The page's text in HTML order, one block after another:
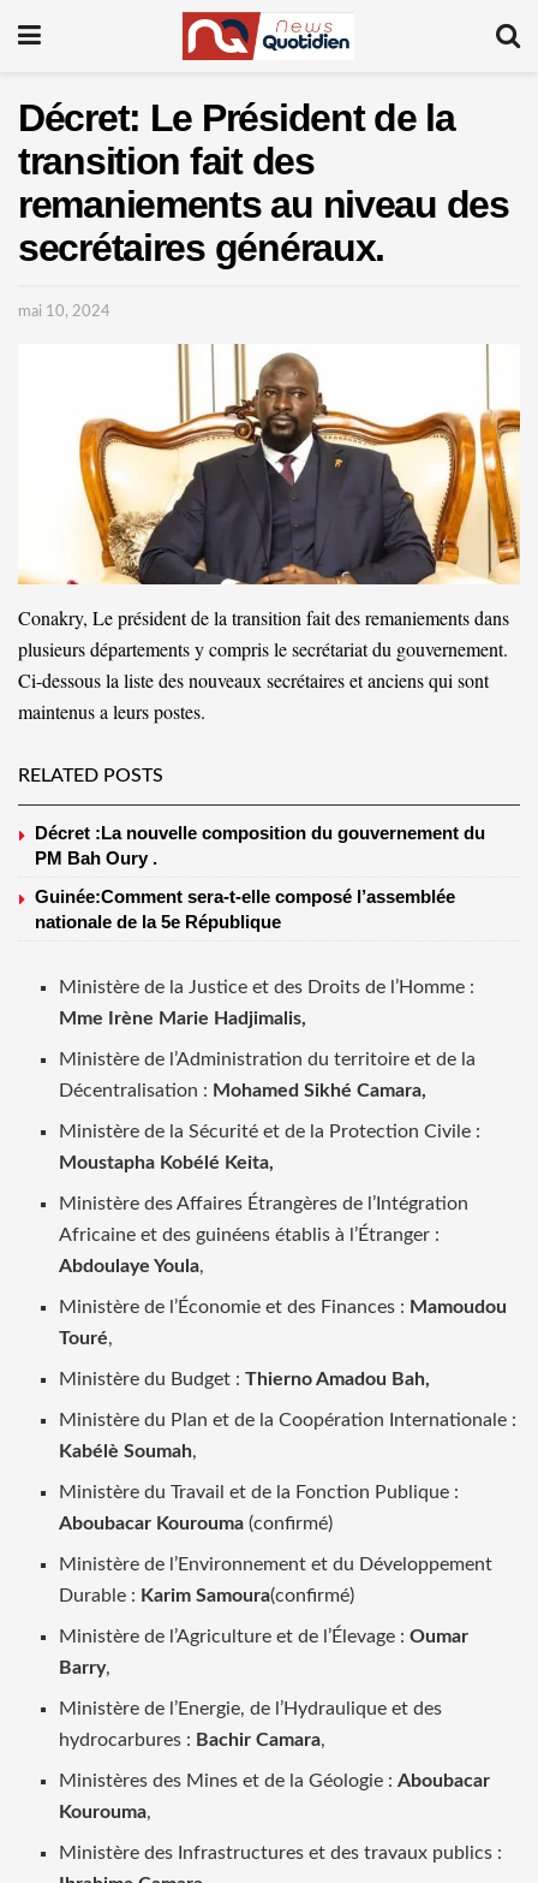
Décret: Le Président de la
transition fait des
remaniements au niveau des
secrétaires généraux.
mai 10, 2024
Conakry, Le président de la transition fait des remaniements dans
plusieurs départements y compris le secrétariat du gouvernement.
Ci-dessous la liste des nouveaux secrétaires et anciens qui sont
maintenus a leurs postes.
RELATED POSTS
Décret :La nouvelle composition du gouvernement du
PM Bah Oury .
Guinée:Comment sera-t-elle composé l’assemblée
nationale de la 5e République
Ministère de la Justice et des Droits de l’Homme :
Mme Irène Marie Hadjimalis,
Ministère de l’Administration du territoire et de la
Décentralisation : Mohamed Sikhé Camara,
Ministère de la Sécurité et de la Protection Civile :
Moustapha Kobélé Keita,
Ministère des Affaires Étrangères de l’Intégration
Africaine et des guinéens établis à l’Étranger :
Abdoulaye Youla,
Ministère de l’Économie et des Finances : Mamoudou
Touré,
Ministère du Budget :Thierno Amadou Bah,
Ministère du Plan et de la Coopération Internationale :
Kabélè Soumah,
Ministère du Travail et de la Fonction Publique :
Aboubacar Kourouma (confirmé)
Ministère de l’Environnement et du Développement
Durable : Karim Samoura(confirmé)
Ministère de l’Agriculture et de l’Élevage :Oumar
Barry,
Ministère de l’Energie, de l’Hydraulique et des
hydrocarbures : Bachir Camara,
Ministères des Mines et de la Géologie :Aboubacar
Kourouma,
Ministère des Infrastructures et des travaux publics :